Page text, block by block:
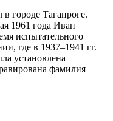
городе Таганроге.
1961 года Иван
испытательного
где в 1937–1941 гг.
установлена
фамилия